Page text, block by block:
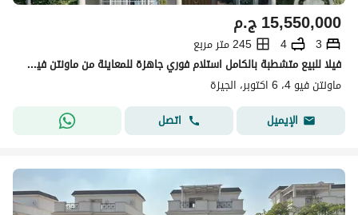
ج.م15,550,000
3
4
245 متر مربع
فيلا للبيع متشطبة بالكامل استلام فوري جاهزة للمعاينة من ماونتن فيو اكتوبربكمبوند mountain view 4
ماونتن فيو 4، 6 اكتوبر، الجيزة
الإيميل
اتصل